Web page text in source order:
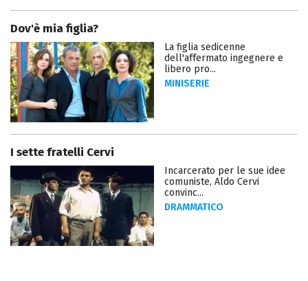
Dov'è mia figlia?
La figlia sedicenne
dell'affermato ingegnere e
libero pro...
MINISERIE
I sette fratelli Cervi
Incarcerato per le sue idee
comuniste, Aldo Cervi
convinc...
DRAMMATICO